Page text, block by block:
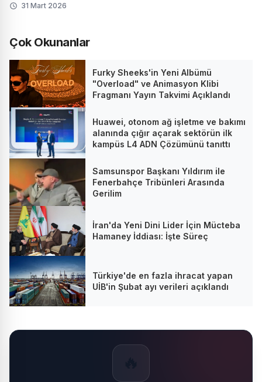
31 Mart 2026
Çok Okunanlar
Furky Sheeks'in Yeni Albümü
"Overload" ve Animasyon Klibi
Fragmanı Yayın Takvimi Açıklandı
Huawei, otonom ağ işletme ve bakımı
alanında çığır açarak sektörün ilk
kampüs L4 ADN Çözümünü tanıttı
Samsunspor Başkanı Yıldırım ile
Fenerbahçe Tribünleri Arasında
Gerilim
İran'da Yeni Dini Lider İçin Mücteba
Hamaney İddiası: İşte Süreç
Türkiye'de en fazla ihracat yapan
UİB'in Şubat ayı verileri açıklandı